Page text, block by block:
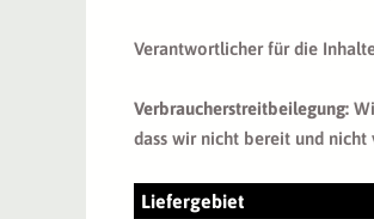
Verantwortlicher für die
Verbraucherstreitbeilegung:
dass wir nicht bereit und
Liefergebiet